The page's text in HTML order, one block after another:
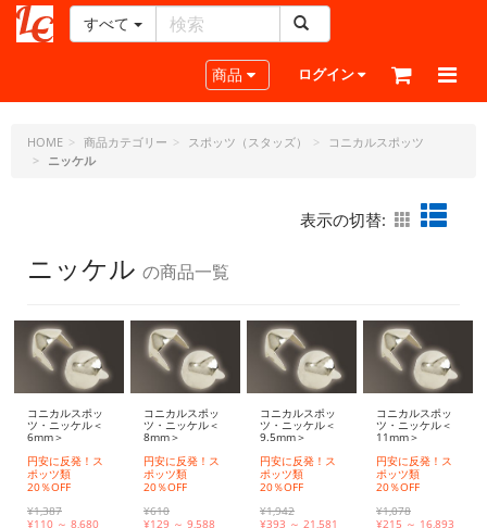
ー
ラ
フ
ト・
ジ
ー
ピ
すべて
Toggle navigation
商品 ログイン
HOME 商品カテゴリー スポッツ（スタッズ）
コニカルスポッツ
ニッケル
表示の切替:
ニッケル の商品一覧
コニカルスポッ
ツ・ニッケル＜
6mm＞
円安に反発！ス
ポッツ類
20％OFF
¥1,387
¥110 ～ 8,680
コニカルスポッ
ツ・ニッケル＜
8mm＞
円安に反発！ス
ポッツ類
20％OFF
¥610
¥129 ～ 9,588
コニカルスポッ
ツ・ニッケル＜
9.5mm＞
円安に反発！ス
ポッツ類
20％OFF
¥1,942
¥393 ～ 21,581
コニカルスポッ
ツ・ニッケル＜
11mm＞
円安に反発！ス
ポッツ類
20％OFF
¥1,078
¥215 ～ 16,893